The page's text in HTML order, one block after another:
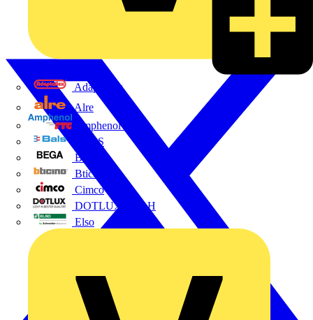
Adaptaflex
Alre
Amphenol FTG
BALS
Bega
Bticino
Cimco
DOTLUX GmbH
Elso